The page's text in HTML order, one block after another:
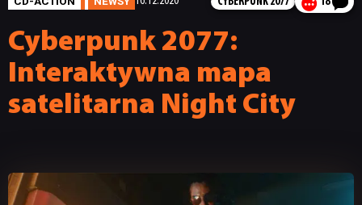
Cyberpunk 2077:
Interaktywna mapa
satelitarna Night City